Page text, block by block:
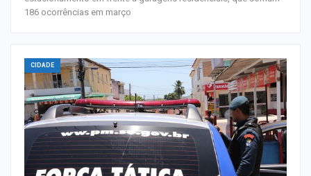
186 ocorrências em março
CIDADE